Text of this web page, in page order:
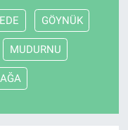
GÖYNÜK
MUDURNU